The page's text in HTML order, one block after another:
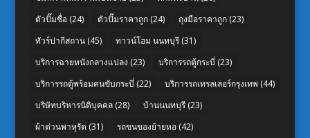
ตัวปั๊มชื่อ(24) ตัวปั๊มราคาถูก(24) ถุงมือราคาถูก(23)
ทัวร์ปากีสถาน(45) ทาวน์โฮม นนทบุรี(31)
บริการฉายหนังกลางแปลง (23) บริการรถตู้กระบี่ (23)
บริการรถตู้พร้อมคนขับกระบี่ (22) บริการรถเทรลเลอร์กรุงเทพ (44)
บริษัทบริหารนิติบุคคล(28) บ้านนนทบุรี(23)
ผ้าต่วนพาหุรัด (31) รถขนของย้ายหอ(42)